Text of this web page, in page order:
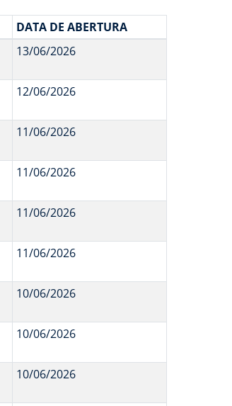
DATA DE ABERTURA
13/06/2026
12/06/2026
11/06/2026
11/06/2026
11/06/2026
11/06/2026
10/06/2026
10/06/2026
10/06/2026